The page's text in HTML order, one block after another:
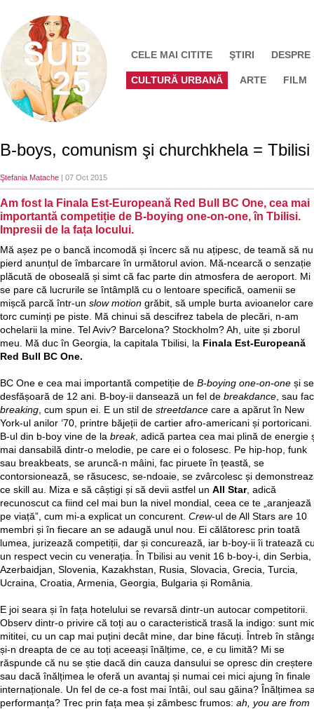
CELE MAI CITITE ŞTIRI DESPRE
CULTURĂ URBANĂ ARTE FILM
B-boys, comunism şi churchkhela = Tbilisi
Ştefania Matache | 07 Oct 2015
Am fost la Finala Est-Europeană Red Bull BC One, cea mai
importantă competiție de B-boying one-on-one, în Tbilisi.
Impresii de la fața locului.
Mă așez pe o bancă incomodă și încerc să nu ațipesc, de teamă să nu
pierd anunțul de îmbarcare în următorul avion. Mă-ncearcă o senzație
plăcută de oboseală și simt că fac parte din atmosfera de aeroport. Mi
se pare că lucrurile se întâmplă cu o lentoare specifică, oamenii se
mișcă parcă într-un slow motion grăbit, să umple burta avioanelor care
torc cuminți pe piste. Mă chinui să descifrez tabela de plecări, n-am
ochelarii la mine. Tel Aviv? Barcelona? Stockholm? Ah, uite și zborul
meu. Mă duc în Georgia, la capitala Tbilisi, la Finala Est-Europeană
Red Bull BC One.
BC One e cea mai importantă competiție de B-boying one-on-one și se
desfășoară de 12 ani. B-boy-ii dansează un fel de breakdance, sau fac
breaking, cum spun ei. E un stil de streetdance care a apărut în New
York-ul anilor ‘70, printre băjeții de cartier afro-americani și portoricani.
B-ul din b-boy vine de la break, adică partea cea mai plină de energie
mai dansabilă dintr-o melodie, pe care ei o folosesc. Pe hip-hop, funk
sau breakbeats, se aruncă-n mâini, fac piruete în țeastă, se
contorsionează, se răsucesc, se-ndoaie, se zvârcolesc și
ce skill au. Miza e să câștigi și să devii astfel un All Star, adică
recunoscut ca fiind cel mai bun la nivel mondial, ceea ce te „aranjează
pe viață”, cum mi-a explicat un concurent. Crew-ul de All Stars are 10
membri și în fiecare an se adaugă unul nou. Ei călătoresc prin toată
lumea, jurizează competiții, dar și concurează, iar b-boy-ii îi tratează
un respect vecin cu venerația. În Tbilisi au venit 16 b-boy-i, din Serbia,
Azerbaidjan, Slovenia, Kazakhstan, Rusia, Slovacia, Grecia, Turcia,
Ucraina, Croatia, Armenia, Georgia, Bulgaria și România.
E joi seara și în fața hotelului se revarsă dintr-un autocar competitorii.
Observ dintr-o privire că toți au o caracteristică trasă la indigo: sunt
mititei, cu un cap mai puțini decât mine, dar bine făcuți. Întreb în
și-n dreapta de ce au toți aceeași înălțime, ce, e cu limită? Mi se
răspunde că nu se știe dacă din cauza dansului se opresc din creștere
sau dacă înălțimea le oferă un avantaj și numai cei mici ajung în finale
internaționale. Un fel de ce-a fost mai întâi, oul sau găina? Înălțimea
performanța? Trec prin fața mea și zâmbesc frumos: ah, you are from